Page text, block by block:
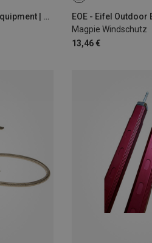
EOE - Eifel Outdoor Equipment | Tarps & Sonnensegel
Magpie Windschutz
13,46 €